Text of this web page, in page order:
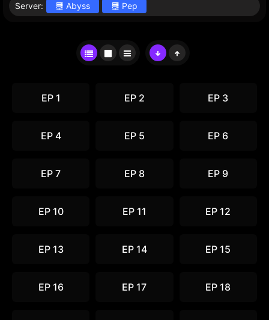
Server: Abyss Pep
EP 1 EP 2 EP 3
EP 4 EP 5 EP 6
EP 7 EP 8 EP 9
EP 10 EP 11 EP 12
EP 13 EP 14 EP 15
EP 16 EP 17 EP 18